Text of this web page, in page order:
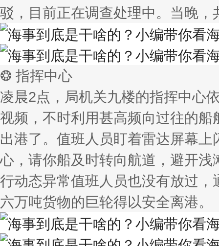
驳，目前正在调查处理中。当晚
❂ 指挥中心
凌晨2点，局机关九楼的指挥中心
视频，不时利用甚高频向过往的
出港了。值班人员盯着雷达屏幕
心，请你船及时转向航道，避开浅
行动态异常值班人员也没有放过
六万吨货物的巨轮得以安全离港。